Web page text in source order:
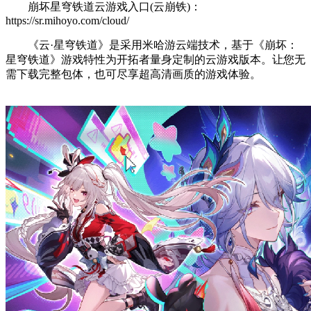
崩坏星穹铁道云游戏入口(云崩铁)：
https://sr.mihoyo.com/cloud/
《云·星穹铁道》是采用米哈游云端技术，基于《崩坏：
星穹铁道》游戏特性为开拓者量身定制的云游戏版本。让您无
需下载完整包体，也可尽享超高清画质的游戏体验。